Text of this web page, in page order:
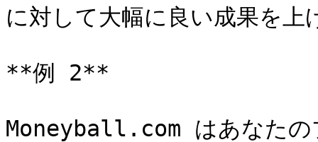
に対して大幅に良い成果を
**例 2**
Moneyball.com はあなたの